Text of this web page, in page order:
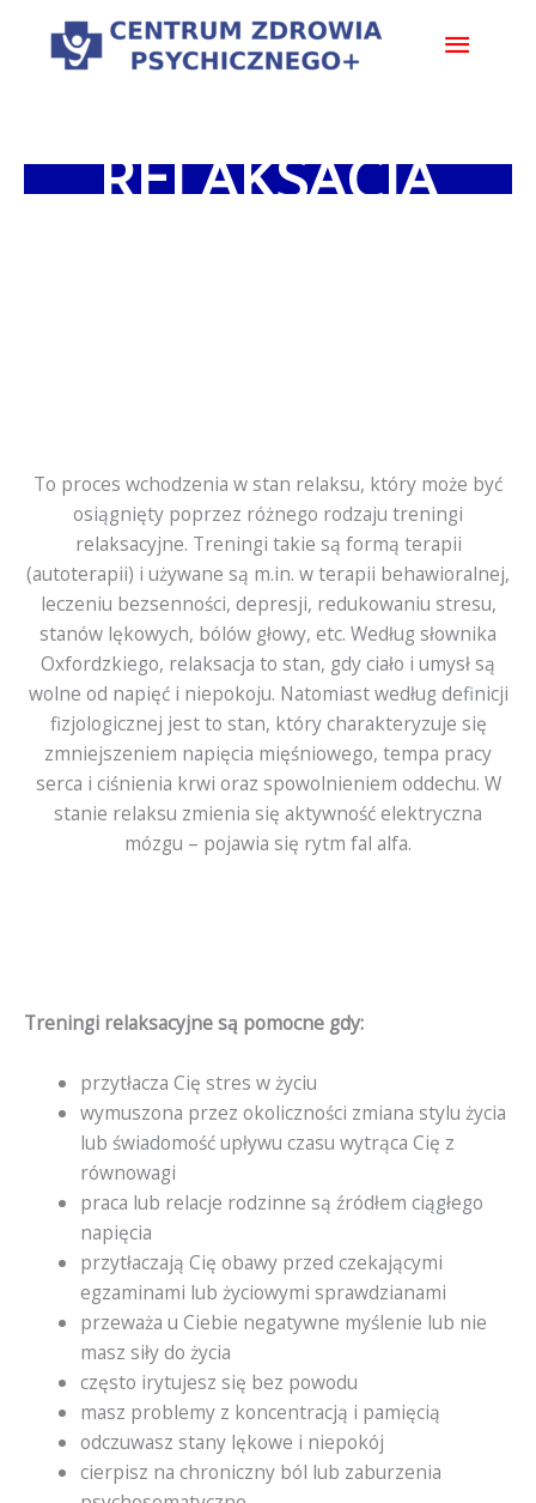
RELAKSACJA
To proces wchodzenia w stan relaksu, który może być
osiągnięty poprzez różnego rodzaju treningi
relaksacyjne. Treningi takie są formą terapii
(autoterapii) i używane są m.in. w terapii behawioralnej,
leczeniu bezsenności, depresji, redukowaniu stresu,
stanów lękowych, bólów głowy, etc. Według słownika
Oxfordzkiego, relaksacja to stan, gdy ciało i umysł są
wolne od napięć i niepokoju. Natomiast według definicji
fizjologicznej jest to stan, który charakteryzuje się
zmniejszeniem napięcia mięśniowego, tempa pracy
serca i ciśnienia krwi oraz spowolnieniem oddechu. W
stanie relaksu zmienia się aktywność elektryczna
mózgu – pojawia się rytm fal alfa.
Treningi relaksacyjne są pomocne gdy:
przytłacza Cię stres w życiu
wymuszona przez okoliczności zmiana stylu życia
lub świadomość upływu czasu wytrąca Cię z
równowagi
praca lub relacje rodzinne są źródłem ciągłego
napięcia
przytłaczają Cię obawy przed czekającymi
egzaminami lub życiowymi sprawdzianami
przeważa u Ciebie negatywne myślenie lub nie
masz siły do życia
często irytujesz się bez powodu
masz problemy z koncentracją i pamięcią
odczuwasz stany lękowe i niepokój
cierpisz na chroniczny ból lub zaburzenia